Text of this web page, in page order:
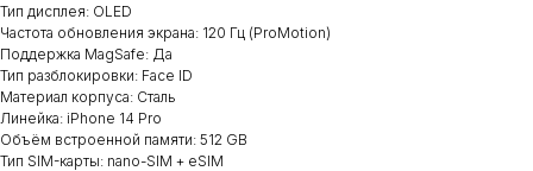
Тип дисплея: OLED
Частота обновления экрана: 120 Гц (ProMotion)
Поддержка MagSafe: Да
Тип разблокировки: Face ID
Материал корпуса: Сталь
Линейка: iPhone 14 Pro
Объём встроенной памяти: 512 GB
Тип SIM-карты: nano-SIM + eSIM